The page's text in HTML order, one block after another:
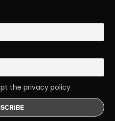
the privacy policy